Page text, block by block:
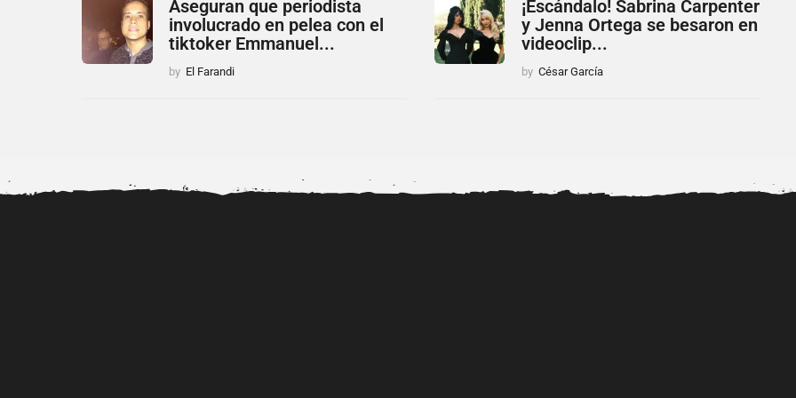
Aseguran que periodista
involucrado en pelea con el
tiktoker Emmanuel...
by El Farandi
¡Escándalo! Sabrina Carpenter
y Jenna Ortega se besaron en
videoclip...
by César García